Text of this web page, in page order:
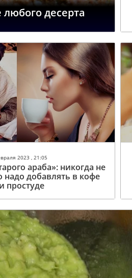
десерта
2023 , 21:05
араба»: никогда не
надо добавлять в кофе
простуде